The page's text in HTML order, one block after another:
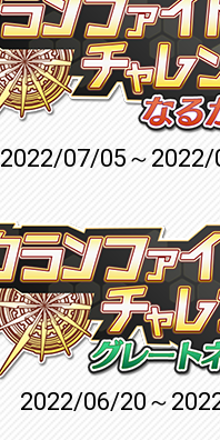
2022/07/05～
2022/06/20～